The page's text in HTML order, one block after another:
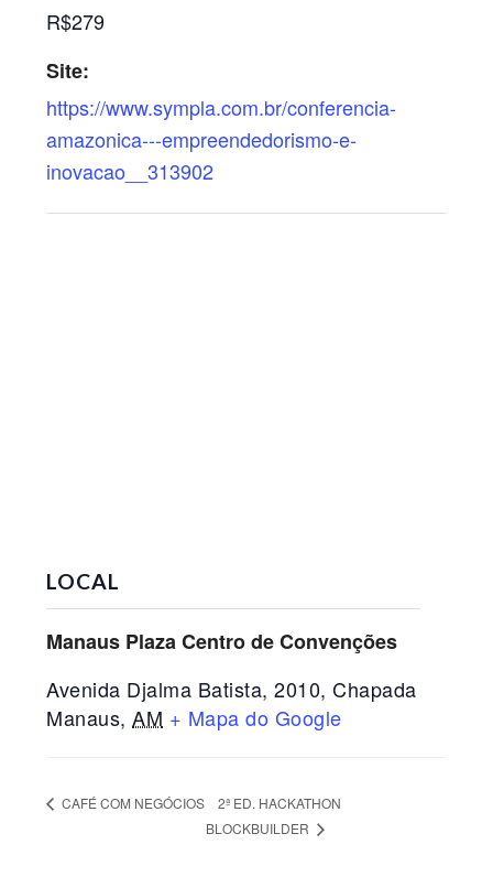
R$279
Site:
https://www.sympla.com.br/conferencia-
amazonica---empreendedorismo-e-
inovacao__313902
LOCAL
Manaus Plaza Centro de Convenções
Avenida Djalma Batista, 2010, Chapada
Manaus, AM + Mapa do Google
CAFÉ COM NEGÓCIOS
2ª ED. HACKATHON
BLOCKBUILDER